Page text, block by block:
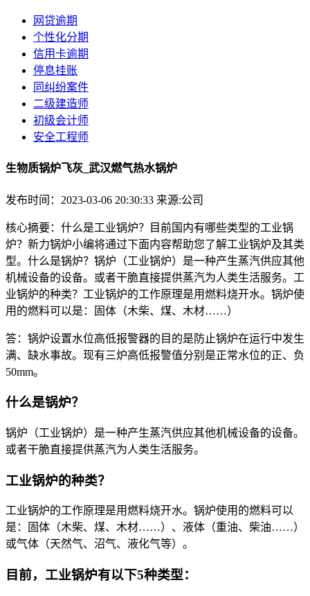
网贷逾期
个性化分期
信用卡逾期
停息挂账
同纠纷案件
二级建造师
初级会计师
安全工程师
生物质锅炉飞灰_武汉燃气热水锅炉
发布时间：2023-03-06 20:30:33 来源:公司
核心摘要：什么是工业锅炉？目前国内有哪些类型的工业锅
炉？新力锅炉小编将通过下面内容帮助您了解工业锅炉及其类
型。什么是锅炉？锅炉（工业锅炉）是一种产生蒸汽供应其他
机械设备的设备。或者干脆直接提供蒸汽为人类生活服务。工
业锅炉的种类？工业锅炉的工作原理是用燃料烧开水。锅炉使
用的燃料可以是：固体（木柴、煤、木材……）
答：锅炉设置水位高低报警器的目的是防止锅炉在运行中发生
满、缺水事故。现有三炉高低报警值分别是正常水位的正、负
50mm。
什么是锅炉？
锅炉（工业锅炉）是一种产生蒸汽供应其他机械设备的设备。
或者干脆直接提供蒸汽为人类生活服务。
工业锅炉的种类？
工业锅炉的工作原理是用燃料烧开水。锅炉使用的燃料可以
是：固体（木柴、煤、木材……）、液体（重油、柴油……）
或气体（天然气、沼气、液化气等）。
目前，工业锅炉有以下5种类型：